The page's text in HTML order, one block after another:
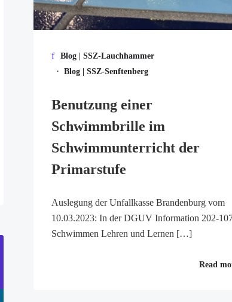
Blog | SSZ-Lauchhammer
· Blog | SSZ-Senftenberg
Benutzung einer
Schwimmbrille im
Schwimmunterricht der
Primarstufe
Auslegung der Unfallkasse Brandenburg vom
10.03.2023: In der DGUV Information 202-
Schwimmen Lehren und Lernen […]
Read